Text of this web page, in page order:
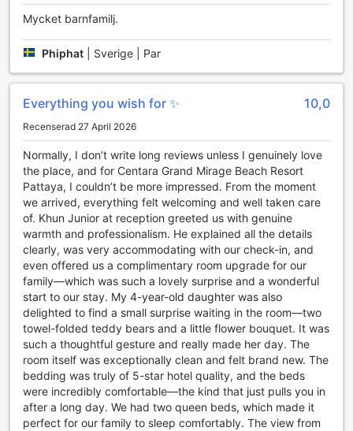
Bekvämlighetsfaciliteter på Centara Grand Mirage Beach
Resort Pattaya
Centara Grand Mirage Beach Resort Pattaya erbjuder en
imponerande uppsättning bekvämlighetsfaciliteter som gör
din vistelse både avkopplande och bekväm. Med 24-
timmars rumsservice kan du njuta av läckra måltider och
som önskar att hålla sina kläder fräscha erbjuder hotellet
både tvättservice och kemtvätt, vilket gör att du kan
packa lätt och alltid se ditt bästa ut. Dessutom finns det
säkerhetsboxar tillgängliga för att skydda dina värdesaker,
samt bagageförvaring för att underlätta din avresa eller
ankomst.
För att göra din vistelse ännu mer bekväm har Centara
Grand Mirage även gratis wi-fi i alla rum och offentliga
områden, vilket gör att du enkelt kan hålla kontakten med
nära och kära eller planera dina äventyr i Pattaya.
Concierge-tjänsten står till din tjänst för att hjälpa dig med
allt från bokningar till lokala rekommendationer, och för
dem som söker en mer exklusiv upplevelse finns tillgång till
en executive lounge. Hotellet har även ett avsett
rökområde, vilket säkerställer att alla gäster kan njuta av
sin vistelse i en bekväm och välkomnande miljö.
Transportfaciliteter på Centara Grand Mirage Beach
Resort Pattaya
Mycket barnfamilj.
Phiphat Sverige | Par
Everything you wish for ✨️ 10,0
Recenserad 27 April 2026
Normally, I don’t write long reviews unless I genuinely love
the place, and for Centara Grand Mirage Beach Resort
Pattaya, I couldn’t be more impressed. From the moment
we arrived, everything felt welcoming and well taken care
of. Khun Junior at reception greeted us with genuine
warmth and professionalism. He explained all the details
clearly, was very accommodating with our check-in, and
even offered us a complimentary room upgrade for our
family—which was such a lovely surprise and a wonderful
start to our stay. My 4-year-old daughter was also
delighted to find a small surprise waiting in the room—two
towel-folded teddy bears and a little flower bouquet. It was
such a thoughtful gesture and really made her day. The
room itself was exceptionally clean and felt brand new. The
bedding was truly of 5-star hotel quality, and the beds
were incredibly comfortable—the kind that just pulls you in
after a long day. We had two queen beds, which made it
perfect for our family to sleep comfortably. The view from